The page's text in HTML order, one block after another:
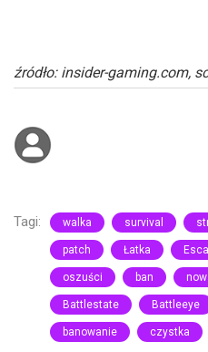
źródło: insider-gaming.com,
Tagi: walka survival
patch Łatka
oszuści ban
Battlestate Battleeye
banowanie czystka